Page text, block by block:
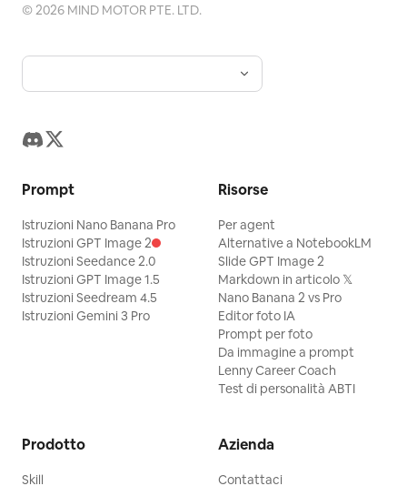
©2026 MIND MOTOR PTE. LTD.
Prompt
Istruzioni Nano Banana Pro
Istruzioni GPT Image 2
Istruzioni Seedance 2.0
Istruzioni GPT Image 1.5
Istruzioni Seedream 4.5
Istruzioni Gemini 3 Pro
Risorse
Per agent
Alternative a NotebookLM
Slide GPT Image 2
Markdown in articolo 𝕏
Nano Banana 2 vs Pro
Editor foto IA
Prompt per foto
Da immagine a prompt
Lenny Career Coach
Test di personalità ABTI
Prodotto
Skill
Azienda
Contattaci